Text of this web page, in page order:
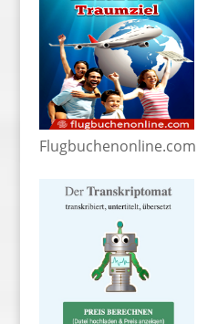
Flugbuchenonline.com